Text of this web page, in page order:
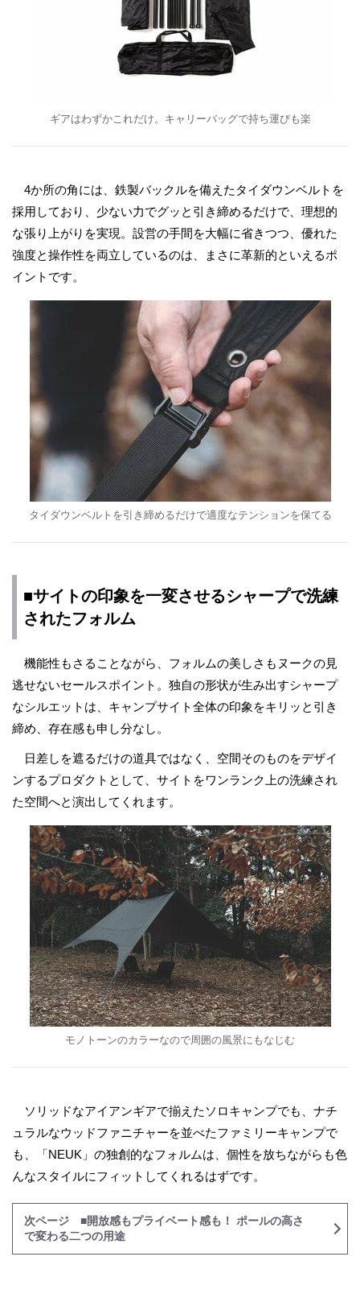
ギアはわずかこれだけ。キャリーバッグで持ち運びも楽
4か所の角には、鉄製バックルを備えたタイダウンベルトを
採用しており、少ない力でグッと引き締めるだけで、理想的
な張り上がりを実現。設営の手間を大幅に省きつつ、優れた
強度と操作性を両立しているのは、まさに革新的といえるポ
イントです。
タイダウンベルトを引き締めるだけで適度なテンションを保てる
■サイトの印象を一変させるシャープで洗練
されたフォルム
機能性もさることながら、フォルムの美しさもヌークの見
逃せないセールスポイント。独自の形状が生み出すシャープ
なシルエットは、キャンプサイト全体の印象をキリッと引き
締め、存在感も申し分なし。
日差しを遮るだけの道具ではなく、空間そのものをデザイ
ンするプロダクトとして、サイトをワンランク上の洗練され
た空間へと演出してくれます。
モノトーンのカラーなので周囲の風景にもなじむ
ソリッドなアイアンギアで揃えたソロキャンプでも、ナチ
ュラルなウッドファニチャーを並べたファミリーキャンプで
も、「NEUK」の独創的なフォルムは、個性を放ちながらも色
んなスタイルにフィットしてくれるはずです。
次ページ ■開放感もプライベート感も！ ポールの高さ
で変わる二つの用途